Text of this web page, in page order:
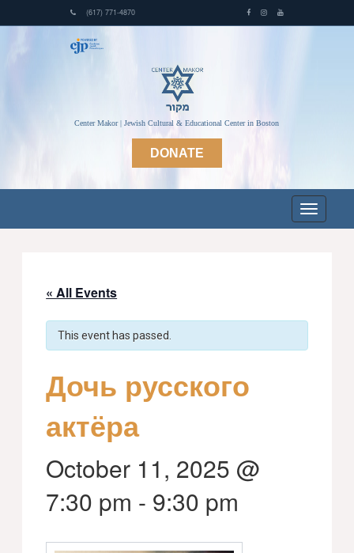
(617) 771-4870
Center Makor | Jewish Cultural & Educational Center in Boston
DONATE
« All Events
This event has passed.
Дочь русского
актёра
October 11, 2025 @
7:30 pm - 9:30 pm